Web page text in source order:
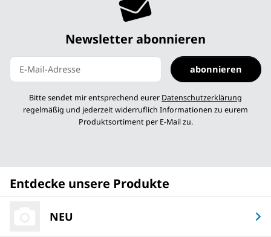
Newsletter abonnieren
abonnieren
Bitte sendet mir entsprechend eurer Datenschutzerklärung
regelmäßig und jederzeit widerruflich Informationen zu eurem
Produktsortiment per E-Mail zu.
Entdecke unsere Produkte
NEU